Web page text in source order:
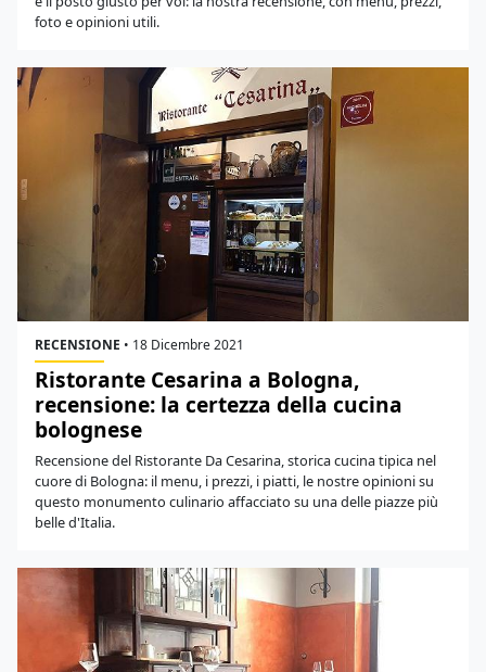
foto e opinioni utili.
RECENSIONE • 18 Dicembre 2021
Ristorante Cesarina a Bologna,
recensione: la certezza della cucina
bolognese
Recensione del Ristorante Da Cesarina, storica cucina tipica nel
cuore di Bologna: il menu, i prezzi, i piatti, le nostre opinioni su
questo monumento culinario affacciato su una delle piazze più
belle d'Italia.